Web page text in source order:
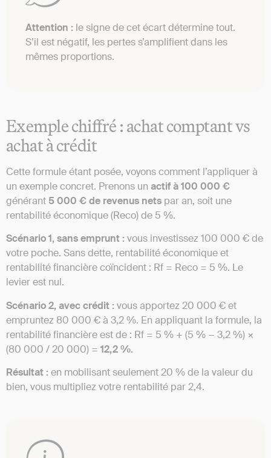
Attention : le signe de cet écart détermine tout.
S’il est négatif, les pertes s’amplifient dans les
mêmes proportions.
Exemple chiffré : achat comptant vs
achat à crédit
Cette formule étant posée, voyons comment l’appliquer à
un exemple concret. Prenons un actif à 100 000 €
générant 5 000 € de revenus nets par an, soit une
rentabilité économique (Reco) de 5 %.
Scénario 1, sans emprunt : vous investissez 100 000 € de
votre poche. Sans dette, rentabilité économique et
rentabilité financière coïncident : Rf = Reco = 5 %. Le
levier est nul.
Scénario 2, avec crédit : vous apportez 20 000 € et
empruntez 80 000 € à 3,2 %. En appliquant la formule, la
rentabilité financière est de : Rf = 5 % + (5 % − 3,2 %) ×
(80 000 / 20 000) = 12,2 %.
Résultat : en mobilisant seulement 20 % de la valeur du
bien, vous multipliez votre rentabilité par 2,4.